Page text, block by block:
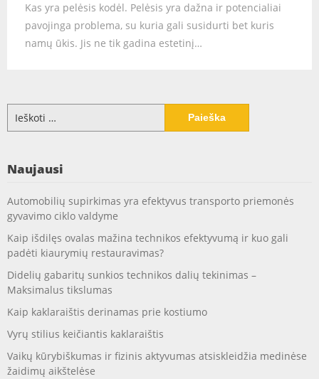
Kas yra pelėsis kodėl. Pelėsis yra dažna ir potencialiai
pavojinga problema, su kuria gali susidurti bet kuris
namų ūkis. Jis ne tik gadina estetinį…
Ieškoti:
Naujausi
Automobilių supirkimas yra efektyvus transporto priemonės
gyvavimo ciklo valdyme
Kaip išdilęs ovalas mažina technikos efektyvumą ir kuo gali
padėti kiaurymių restauravimas?
Didelių gabaritų sunkios technikos dalių tekinimas –
Maksimalus tikslumas
Kaip kaklaraištis derinamas prie kostiumo
Vyrų stilius keičiantis kaklaraištis
Vaikų kūrybiškumas ir fizinis aktyvumas atsiskleidžia medinėse
žaidimų aikštelėse